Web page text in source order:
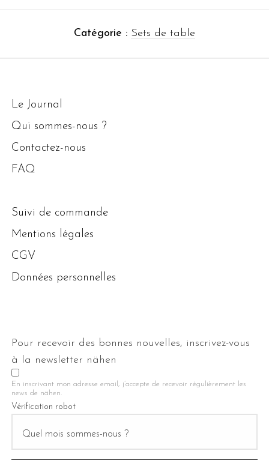
Catégorie : Sets de table
Le Journal
Qui sommes-nous ?
Contactez-nous
FAQ
Suivi de commande
Mentions légales
CGV
Données personnelles
Pour recevoir des bonnes nouvelles, inscrivez-vous
à la newsletter nähen
En inscrivant mon adresse email, j’accepte de recevoir régulièrement les
news de nähen.
Vérification robot